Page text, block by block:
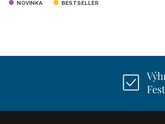
NOVINKA BESTSELLER